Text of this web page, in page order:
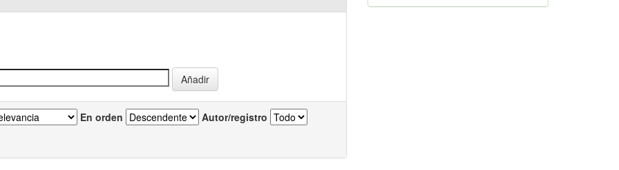
En orden Autor/registro